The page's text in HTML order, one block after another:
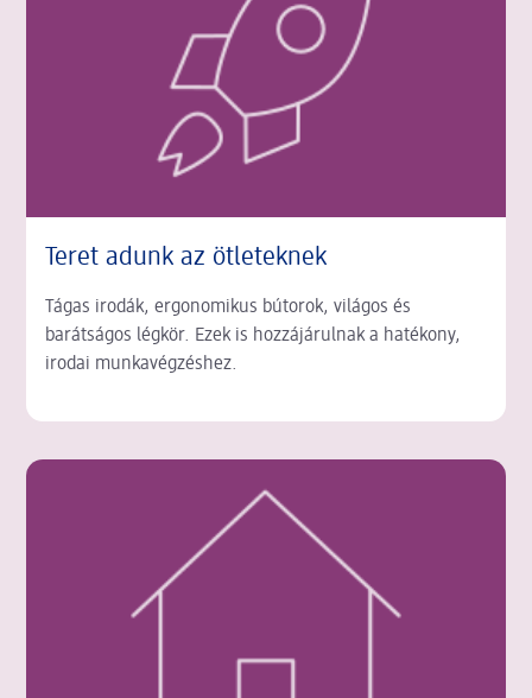
Teret adunk az ötleteknek
Tágas irodák, ergonomikus bútorok, világos és
barátságos légkör. Ezek is hozzájárulnak a hatékony,
irodai munkavégzéshez.